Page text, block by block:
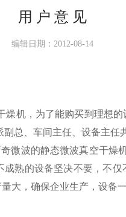
用 户 意 见
编辑日期：2012-08-14
机，为了能购买到理想
总、车间主任、设备主
微波的静态微波真空干燥
熟的设备坚决不要，不仅
大，确保企业生产，设备